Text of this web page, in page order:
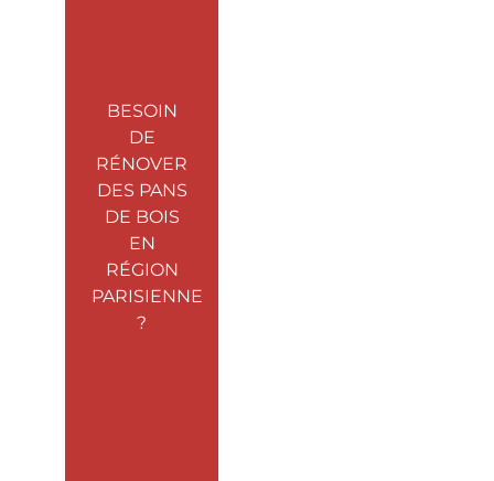
BESOIN
DE
RÉNOVER
DES PANS
DE BOIS
EN
RÉGION
PARISIENNE
?